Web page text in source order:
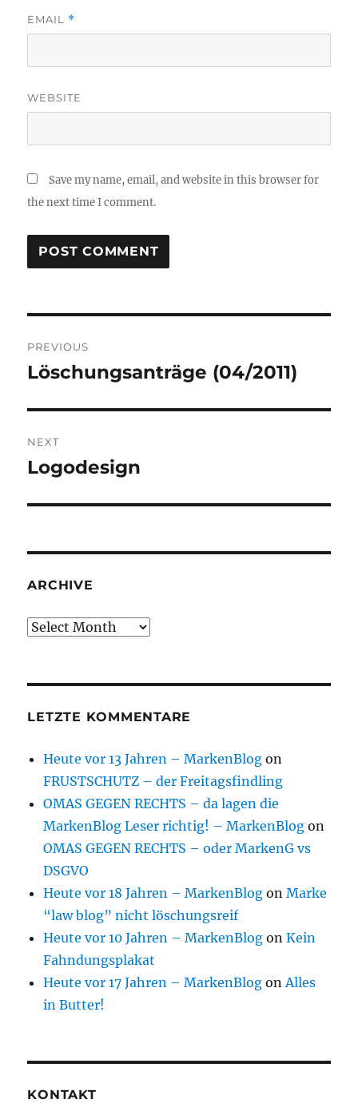
EMAIL *
WEBSITE
Save my name, email, and website in this browser for
the next time I comment.
navigation
PREVIOUS
Previous
Löschungsanträge (04/2011)
NEXT
Next
Logodesign
ARCHIVE
Archive
LETZTE KOMMENTARE
Heute vor 13 Jahren – MarkenBlog on
FRUSTSCHUTZ – der Freitagsfindling
OMAS GEGEN RECHTS – da lagen die
MarkenBlog Leser richtig! – MarkenBlog on
OMAS GEGEN RECHTS – oder MarkenG vs
DSGVO
Heute vor 18 Jahren – MarkenBlog onMarke
“law blog” nicht löschungsreif
Heute vor 10 Jahren – MarkenBlog onKein
Fahndungsplakat
Heute vor 17 Jahren – MarkenBlog on Alles
in Butter!
KONTAKT